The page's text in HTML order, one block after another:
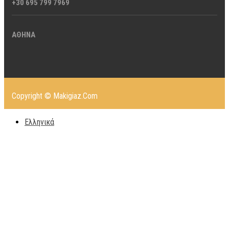
+30 695 799 7969
ΑΘΗΝΑ
Copyright © Makigiaz.Com
Ελληνικά